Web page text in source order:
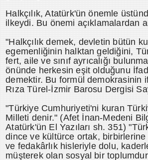
Halkçılık, Atatürk'ün önemle
ilkeydi. Bu önemi açıklamalardan
"Halkçılık demek, devletin bütün
egemenliğinin halktan geldiğini,
fert, aile ve sınıf ayrıcalığı
önünde herkesin eşit olduğunu
demektir. Bu formül demokrasinin
Rıza Türel-İzmir Barosu Dergisi
"Türkiye Cumhuriyeti'ni kuran
Milleti denir." (Afet İnan-Medeni
Atatürk'ün El Yazıları sh. 351)
dince ve kültürce ortak, birbirlerine
ve fedakârlık hisleriyle dolu,
müşterek olan sosyal bir